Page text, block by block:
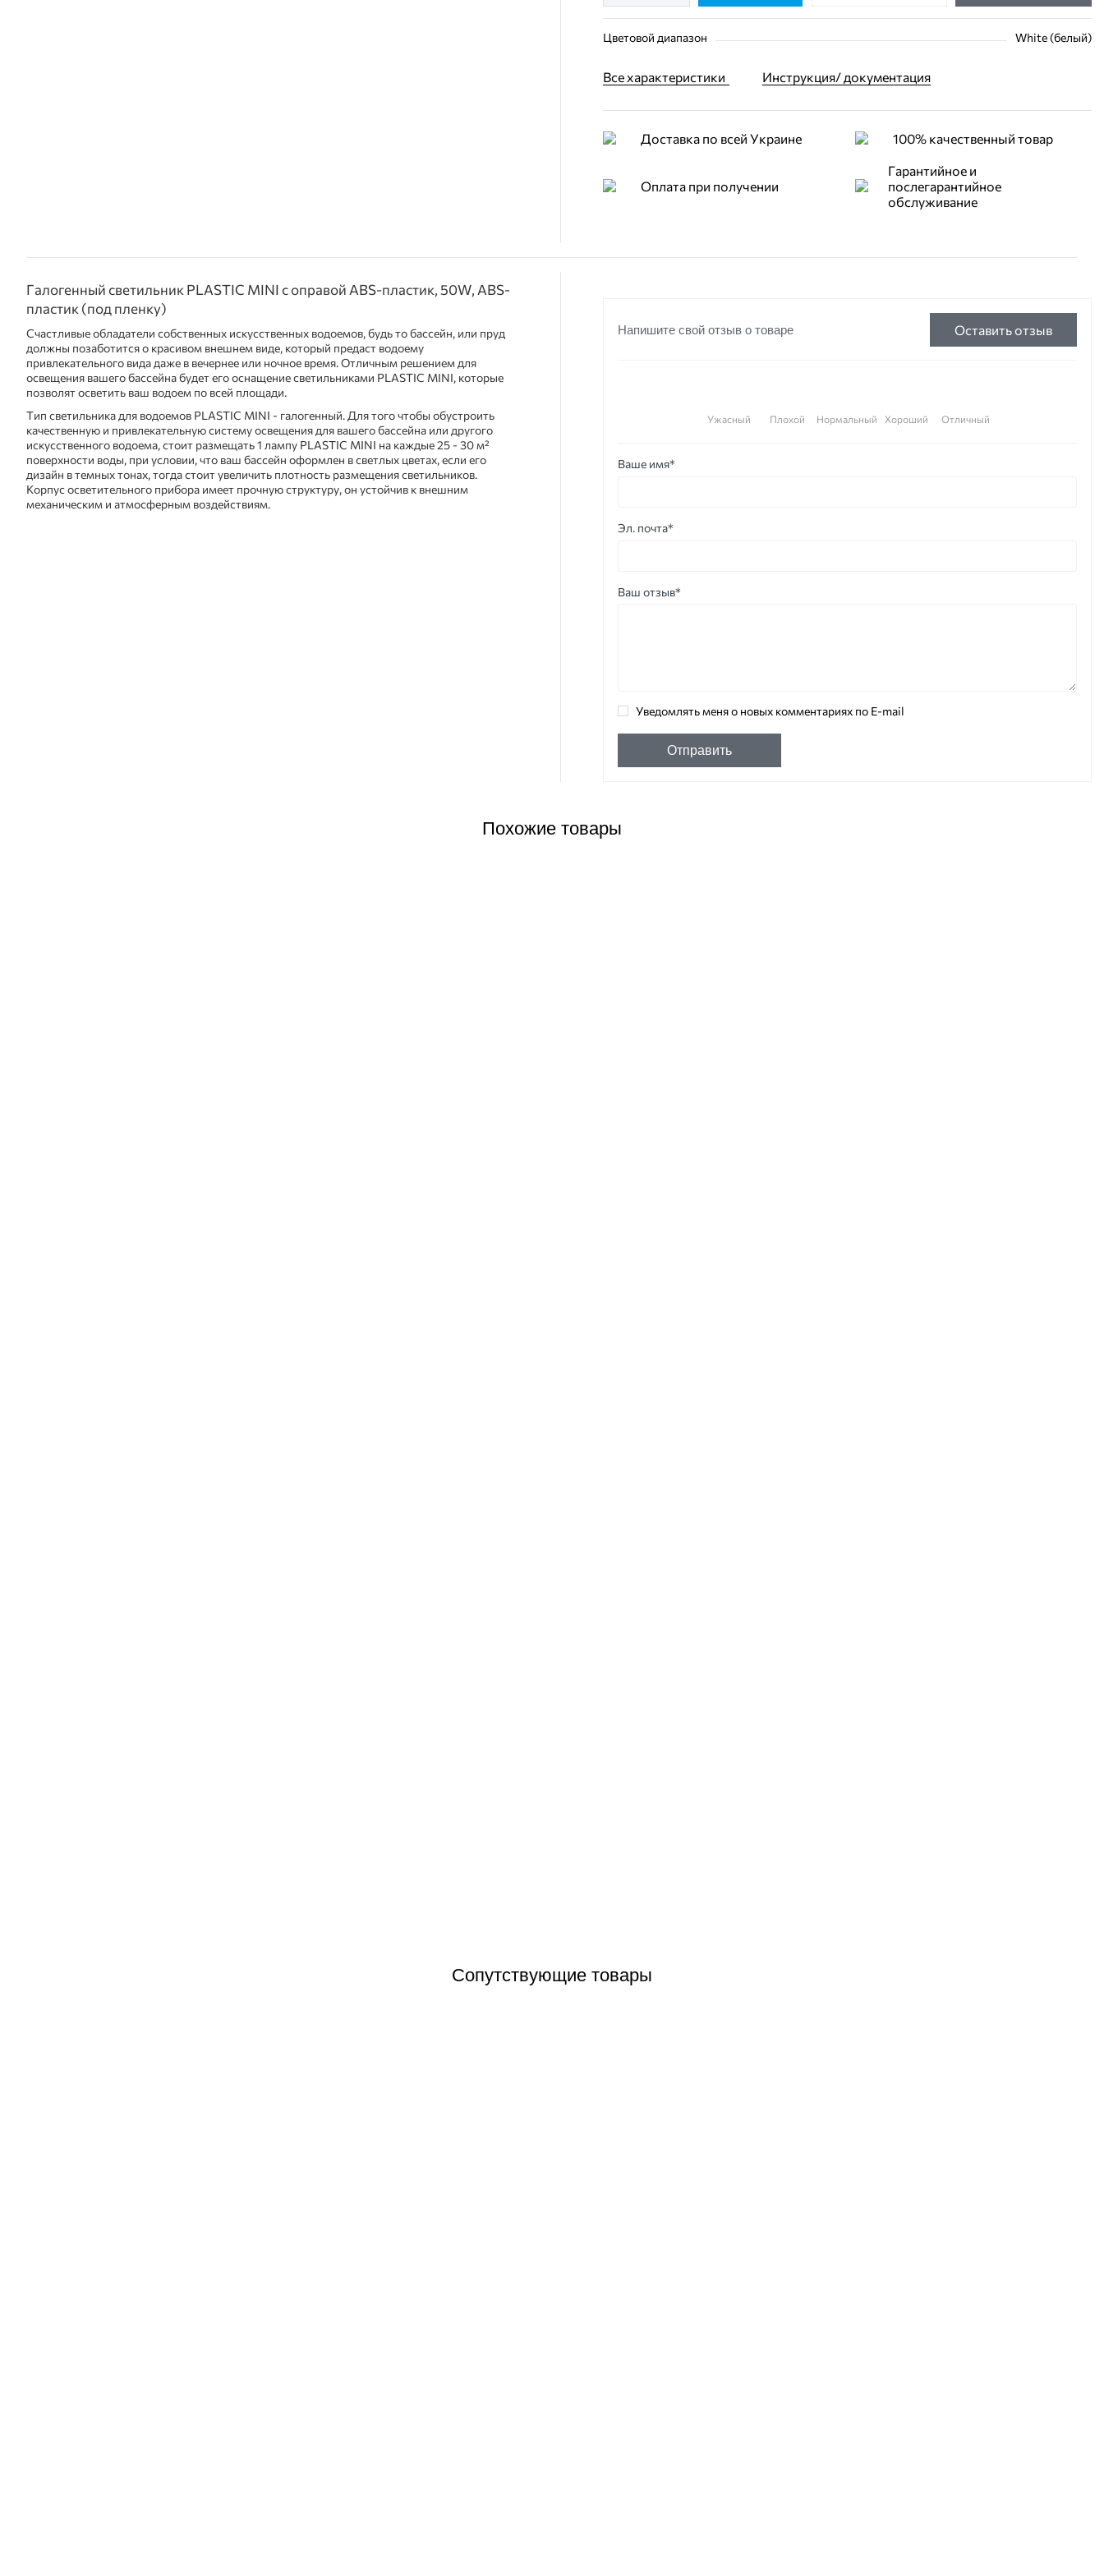
Цветовой диапазон White (белый)
Все характеристики Инструкция/ документация
Доставка по всей Украине 100% качественный товар
Оплата при получении
Гарантийное и
послегарантийное
обслуживание
Галогенный светильник PLASTIC MINI с оправой ABS-пластик, 50W, ABS-
пластик (под пленку)
Счастливые обладатели собственных искусственных водоемов, будь то бассейн, или пруд
должны позаботится о красивом внешнем виде, который предаст водоему
привлекательного вида даже в вечернее или ночное время. Отличным решением для
освещения вашего бассейна будет его оснащение светильниками PLASTIC MINI, которые
позволят осветить ваш водоем по всей площади.
Тип светильника для водоемов PLASTIC MINI - галогенный. Для того чтобы обустроить
качественную и привлекательную систему освещения для вашего бассейна или другого
искусственного водоема, стоит размещать 1 лампу PLASTIC MINI на каждые 25 - 30 м²
поверхности воды, при условии, что ваш бассейн оформлен в светлых цветах, если его
дизайн в темных тонах, тогда стоит увеличить плотность размещения светильников.
Корпус осветительного прибора имеет прочную структуру, он устойчив к внешним
механическим и атмосферным воздействиям.
Напишите свой отзыв о товаре Оставить отзыв
Отличный
Хороший
Нормальный
Плохой
Ужасный
Ваше имя*
Эл. почта*
Ваш отзыв*
Уведомлять меня о новых комментариях по E-mail
Отправить
Похожие товары
Сопутствующие товары